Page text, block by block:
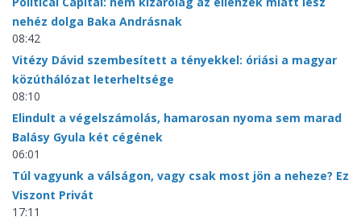
nehéz dolga Baka Andrásnak
08:42
Vitézy Dávid szembesített a tényekkel: óriási a magyar
közúthálózat leterheltsége
08:10
Elindult a végelszámolás, hamarosan nyoma sem marad
Balásy Gyula két cégének
06:01
Túl vagyunk a válságon, vagy csak most jön a neheze? Ez
Viszont Privát
17:11